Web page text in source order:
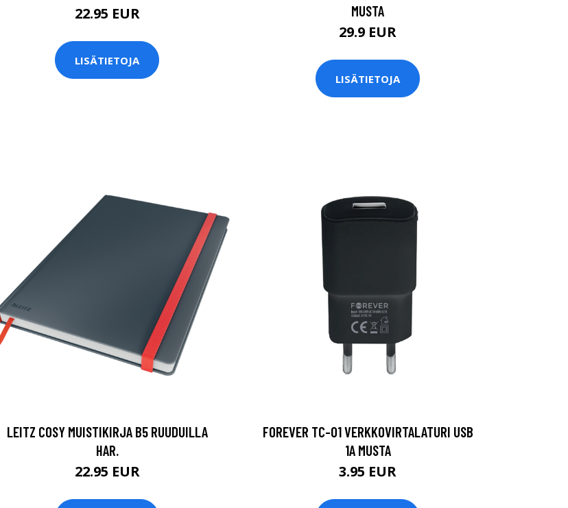
22.95 EUR
LISÄTIETOJA
MUSTA
29.9 EUR
LISÄTIETOJA
LEITZ COSY MUISTIKIRJA B5 RUUDUILLA
HAR.
22.95 EUR
FOREVER TC-01 VERKKOVIRTALATURI USB
1A MUSTA
3.95 EUR